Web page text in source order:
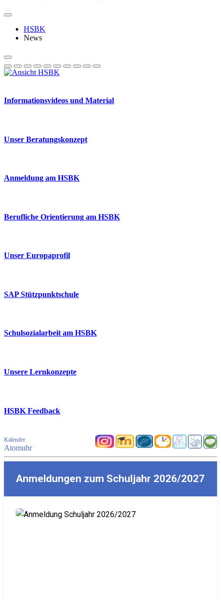
HSBK
News
Informationsvideos und Material
Unser Beratungskonzept
Anmeldung am HSBK
Berufliche Orientierung am HSBK
Unser Europaprofil
SAP Stützpunktschule
Schulsozialarbeit am HSBK
Unsere Lernkonzepte
HSBK Feedback
Kalender
Atomuhr
Anmeldungen zum Schuljahr 2026/2027